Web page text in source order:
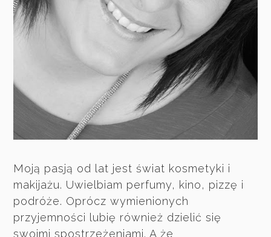
Moją pasją od lat jest świat kosmetyki i
makijażu. Uwielbiam perfumy, kino, pizzę i
podróże. Oprócz wymienionych
przyjemności lubię również dzielić się
swoimi spostrzeżeniami. A że